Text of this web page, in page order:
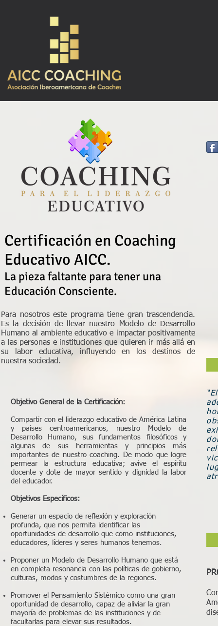
Certificación en Coaching
Educativo AICC.
La pieza faltante para tener una
Educación Consciente.
Para nosotros este programa tiene gran trascendencia.
Es la decisión de llevar nuestro Modelo de Desarrollo
Humano al ambiente educativo e impactar positivamente
a las personas e instituciones que quieren ir más allá en
su labor educativa, influyendo en los destinos de
nuestra sociedad.
Objetivo General de la Certificación:
Compartir con el liderazgo educativo de América Latina
y países centroamericanos, nuestro Modelo de
Desarrollo Humano, sus fundamentos filosóficos y
algunas de sus herramientas y principios más
importantes de nuestro coaching. De modo que logre
permear la estructura educativa; avive el espíritu
docente y dote de mayor sentido y dignidad la labor
del educador.
Objetivos Específicos:
Generar un espacio de reflexión y exploración
profunda, que nos permita identificar las
oportunidades de desarrollo que como instituciones,
educadores, líderes y seres humanos tenemos.
Proponer un Modelo de Desarrollo Humano que está
en completa resonancia con las políticas de gobierno,
culturas, modos y costumbres de la regiones.
Promover el Pensamiento Sistémico como una gran
oportunidad de desarrollo, capaz de aliviar la gran
mayoría de problemas de las instituciones y de
facultarlas para elevar sus resultados.